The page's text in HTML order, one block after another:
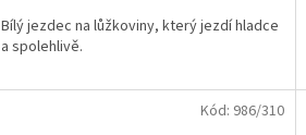
5
hvězdiček.
Bílý jezdec na lůžkoviny, který jezdí hladce
a spolehlivě.
Kód: 986/310